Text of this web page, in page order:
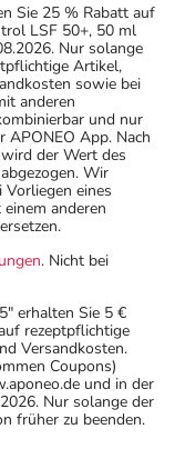
Sie 25 % Rabatt auf
LSF 50+, 50 ml
Nur solange
Artikel,
sowie bei
anderen
und nur
APONEO App. Nach
der Wert des
Wir
eines
anderen
. Nicht bei
erhalten Sie 5 €
rezeptpflichtige
Versandkosten.
Coupons)
und in der
Nur solange der
früher zu beenden.